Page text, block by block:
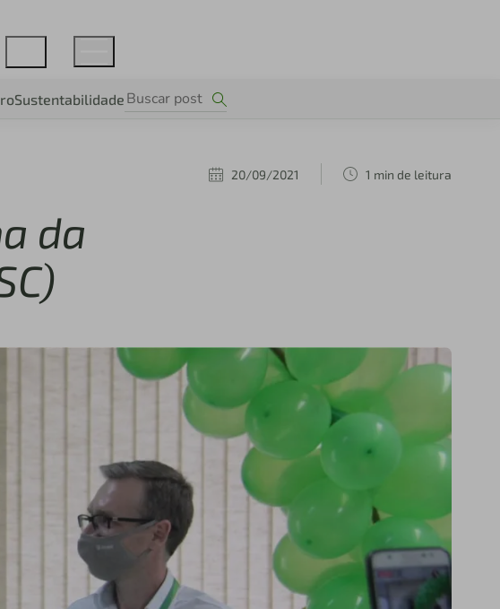
Sustentabilidade
20/09/2021 1 min de leitura
da